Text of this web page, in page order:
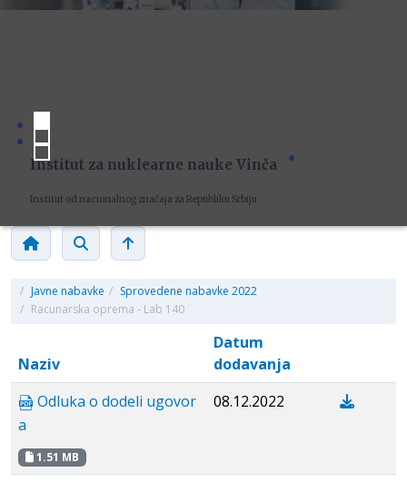
Institut za nuklearne nauke Vinča
Institut od nacionalnog značaja za Republiku Srbiju
/ Javne nabavke / Sprovedene nabavke 2022
/ Racunarska oprema - Lab 140
Naziv
Datum
dodavanja
Odluka o dodeli ugovor
a
1.51 MB
08.12.2022